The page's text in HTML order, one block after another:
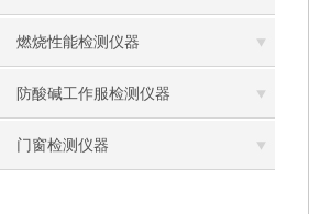
燃烧性能检测仪器
防酸碱工作服检测仪器
门窗检测仪器